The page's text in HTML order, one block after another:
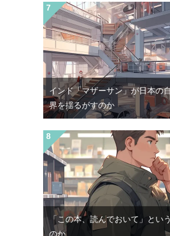
インド「マザーサン」が日本の
界を揺るがすのか
「この本、読んでおいて」とい
のか